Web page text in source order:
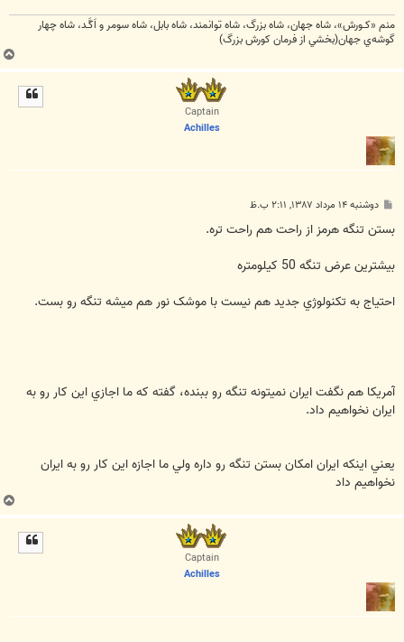
منم «كـورش»، شاه جهان، شاه بزرگ، شاه توانمند، شاه بابل، شاه سومر و اَكَّـد، شاه چهار
گوشه‌ي جهان(بخشي از فرمان كورش بزرگ)
ب
ا
Captain
Achilles
پ
ت
دوشنبه ۱۴ مرداد ۱۳۸۷, ۲:۱۱ ب.ظ
بستن تنگه هرمز از راحت هم راحت تره.
بيشترين عرض تنگه 50 کيلومتره
احتياج به تکنولوژي جديد هم نيست با موشک نور هم ميشه تنگه رو بست.
آمريکا هم نگفت ايران نميتونه تنگه رو ببنده، گفته که ما اجازي اين کار رو به
ايران نخواهيم داد.
يعني اينکه ايران امکان بستن تنگه رو داره ولي ما اجازه اين کار رو به ايران
نخواهيم داد
ب
ا
Captain
Achilles